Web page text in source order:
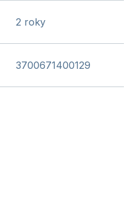
2 roky
3700671400129